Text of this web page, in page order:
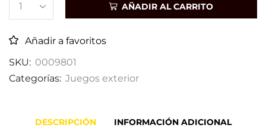
AÑADIR AL CARRITO
Añadir a favoritos
SKU: 0009801
Categorías: Juegos exterior
DESCRIPCIÓN INFORMACIÓN ADICIONAL